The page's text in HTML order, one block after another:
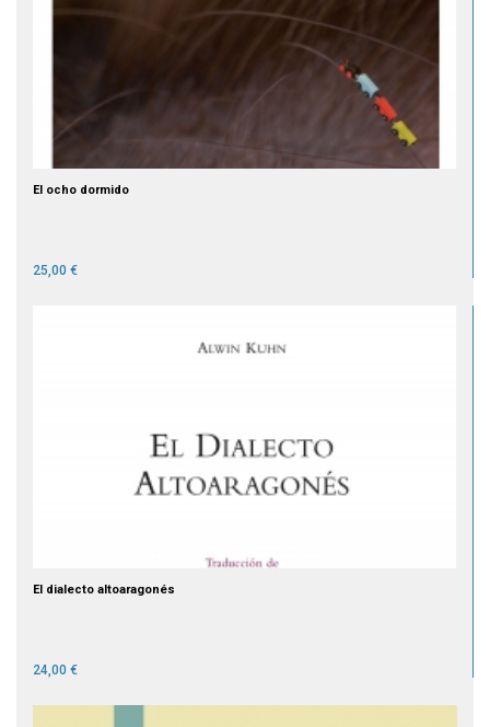
El ocho dormido
25,00 €
El dialecto altoaragonés
24,00 €